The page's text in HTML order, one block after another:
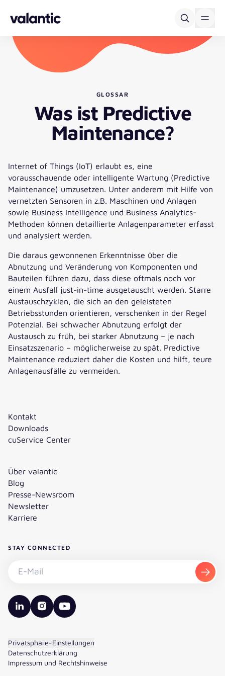
GLOSSAR
Was ist Predictive
Maintenance?
Internet of Things (IoT) erlaubt es, eine
vorausschauende oder intelligente Wartung (Predictive
Maintenance) umzusetzen. Unter anderem mit Hilfe von
vernetzten Sensoren in z.B. Maschinen und Anlagen
sowie Business Intelligence und Business Analytics-
Methoden können detaillierte Anlagenparameter erfasst
und analysiert werden.
Die daraus gewonnenen Erkenntnisse über die
Abnutzung und Veränderung von Komponenten und
Bauteilen führen dazu, dass diese oftmals noch vor
einem Ausfall just-in-time ausgetauscht werden. Starre
Austauschzyklen, die sich an den geleisteten
Betriebsstunden orientieren, verschenken in der Regel
Potenzial. Bei schwacher Abnutzung erfolgt der
Austausch zu früh, bei starker Abnutzung – je nach
Einsatzszenario – möglicherweise zu spät. Predictive
Maintenance reduziert daher die Kosten und hilft, teure
Anlagenausfälle zu vermeiden.
Kontakt
Downloads
cuService Center
Über valantic
Blog
Presse-Newsroom
Newsletter
Karriere
STAY CONNECTED
valantic LinkedIn
valantic Instagram
valantic YouTube
Privatsphäre-Einstellungen
Datenschutzerklärung
Impressum und Rechtshinweise